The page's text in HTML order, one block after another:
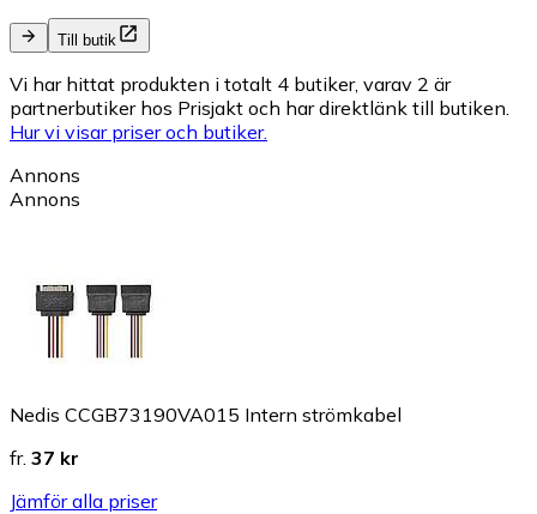
Till butik
Vi har hittat produkten i totalt 4 butiker, varav 2 är
partnerbutiker hos Prisjakt och har direktlänk till butiken.
Hur vi visar priser och butiker.
Annons
Annons
Nedis CCGB73190VA015 Intern strömkabel
fr. 37 kr
Jämför alla priser